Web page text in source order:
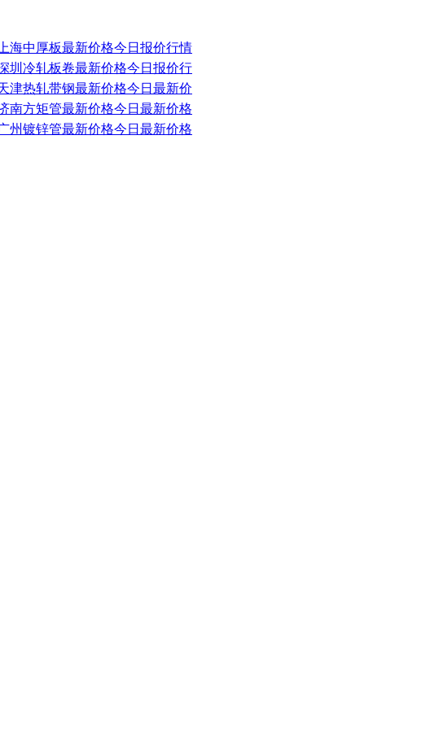
海中厚板最新价格今日报价行情
圳冷轧板卷最新价格今日报价行
津热轧带钢最新价格今日最新价
南方矩管最新价格今日最新价格
州镀锌管最新价格今日最新价格